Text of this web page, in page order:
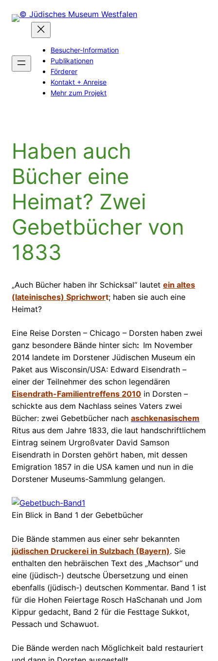
Inhalt
Besucher-Information
Publikationen
Förderer
Kontakt + Anreise
Mehr zum Projekt
Haben auch
Bücher eine
Heimat? Zwei
Gebetbücher von
1833
„Auch Bücher haben ihr Schicksal“ lautet ein altes
(lateinisches) Sprichwort; haben sie auch eine
Heimat?
Eine Reise Dorsten – Chicago – Dorsten haben zwei
ganz besondere Bände hinter sich: Im November
2014 landete im Dorstener Jüdischen Museum ein
Paket aus Wisconsin/USA: Edward Eisendrath –
einer der Teilnehmer des schon legendären
Eisendrath-Familientreffens 2010 in Dorsten –
schickte aus dem Nachlass seines Vaters zwei
Bücher: zwei Gebetbücher nach aschkenasischem
Ritus aus dem Jahre 1833, die laut handschriftlichem
Eintrag seinem Urgroßvater David Samson
Eisendrath in Dorsten gehört haben, mit dessen
Emigration 1857 in die USA kamen und nun in die
Dorstener Museums-Sammlung gelangen.
Ein Blick in Band 1 der Gebetbücher
Die Bände stammen aus einer sehr bekannten
jüdischen Druckerei in Sulzbach (Bayern). Sie
enthalten den hebräischen Text des „Machsor“ und
eine (jüdisch-) deutsche Übersetzung und einen
ebenfalls (jüdisch-) deutschen Kommentar. Band 1 ist
für die Hohen Feiertage Rosch HaSchanah und Jom
Kippur gedacht, Band 2 für die Festtage Sukkot,
Pessach und Schawuot.
Die Bände werden nach Möglichkeit bald restauriert